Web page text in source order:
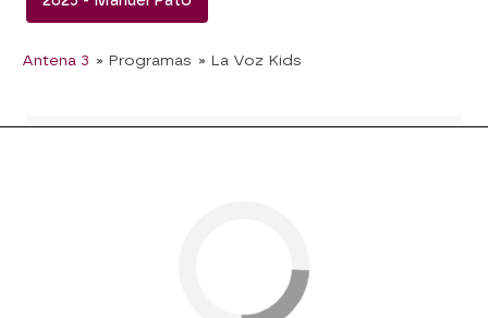
Antena 3 » Programas » La Voz Kids